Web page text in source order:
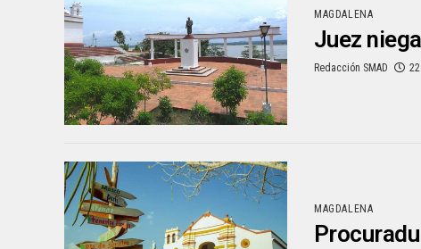
MAGDALENA
Juez
Redacción SMAD
MAGDALENA